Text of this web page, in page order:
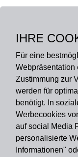
IHRE
Für eine
Webpräsentation
Zustimmung zur
werden für
benötigt. In
Werbecookies
auf social Media
personalisierte
Informationen"
40 x 80 cm, 80 x
Zahlungsart
Versandart